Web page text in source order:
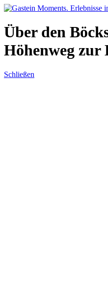
Direkt zum Inhalt
Über den
Höhenweg zur
Schließen